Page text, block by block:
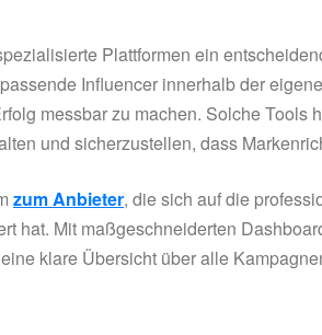
Plattformen ein
Influencer innerhalb der
messbar zu machen. Solche Tools
und sicherzustellen, dass
zum Anbieter, die sich auf die
hat. Mit maßgeschneiderten
klare Übersicht über alle